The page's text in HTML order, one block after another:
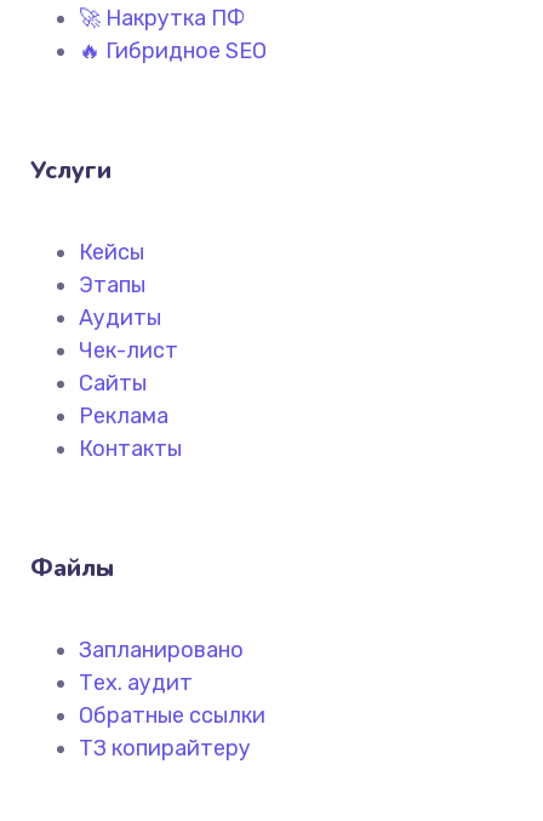
🚀 Накрутка ПФ
🔥 Гибридное SEO
Услуги
Кейсы
Этапы
Аудиты
Чек-лист
Сайты
Реклама
Контакты
Файлы
Запланировано
Тех. аудит
Обратные ссылки
ТЗ копирайтеру